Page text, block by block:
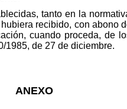
tanto en la
recibido, con abono
cuando proceda, de
1985, de 27 de diciembre.
ANEXO